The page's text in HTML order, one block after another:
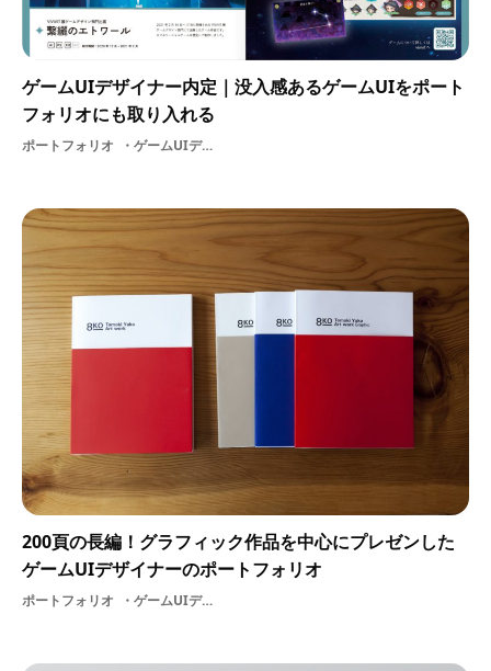
ゲームUIデザイナー内定｜没入感あるゲームUIをポート
フォリオにも取り入れる
ポートフォリオ ゲームUIデザイナー
200頁の長編！グラフィック作品を中心にプレゼンした
ゲームUIデザイナーのポートフォリオ
ポートフォリオ ゲームUIデザイナー